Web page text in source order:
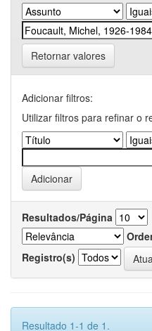
Retornar valores
Adicionar filtros:
Utilizar filtros para refinar o
Resultados/Página
Registro(s)
Resultado 1-1 de 1.